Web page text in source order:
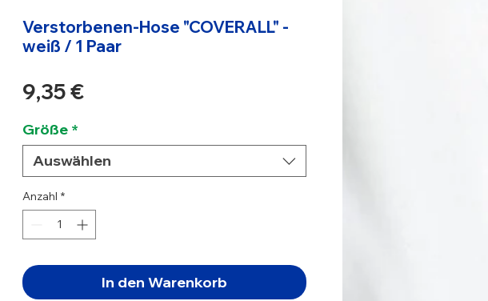
Verstorbenen-Hose "COVERALL" -
weiß / 1 Paar
9,35 €Preis
Größe *
Auswählen
Anzahl *
In den Warenkorb